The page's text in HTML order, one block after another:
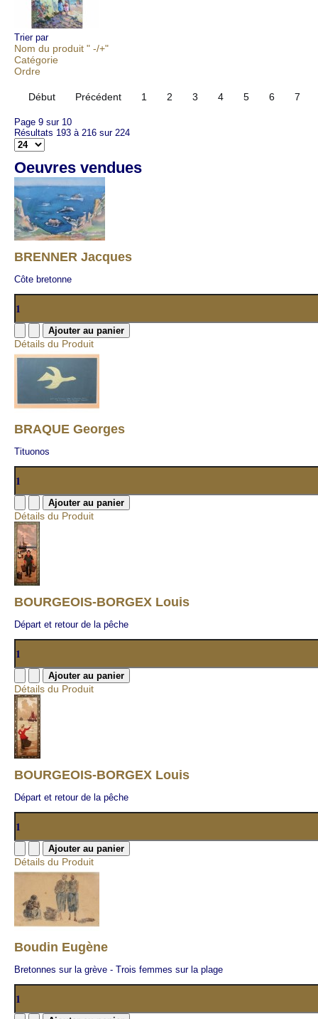
Trier par
Nom du produit " -/+"
Catégorie
Ordre
Début Précédent 1 2 3 4 5 6 7
Page 9 sur 10
Résultats 193 à 216 sur 224
Oeuvres vendues
BRENNER Jacques
Côte bretonne
Détails du Produit
BRAQUE Georges
Tituonos
Détails du Produit
BOURGEOIS-BORGEX Louis
Départ et retour de la pêche
Détails du Produit
BOURGEOIS-BORGEX Louis
Départ et retour de la pêche
Détails du Produit
Boudin Eugène
Bretonnes sur la grève - Trois femmes sur la plage